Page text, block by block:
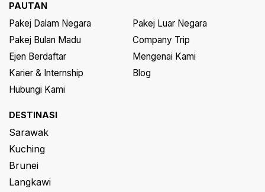
PAUTAN
Pakej Dalam Negara
Pakej Luar Negara
Pakej Bulan Madu
Company Trip
Ejen Berdaftar
Mengenai Kami
Karier & Internship
Blog
Hubungi Kami
DESTINASI
Sarawak
Kuching
Brunei
Langkawi